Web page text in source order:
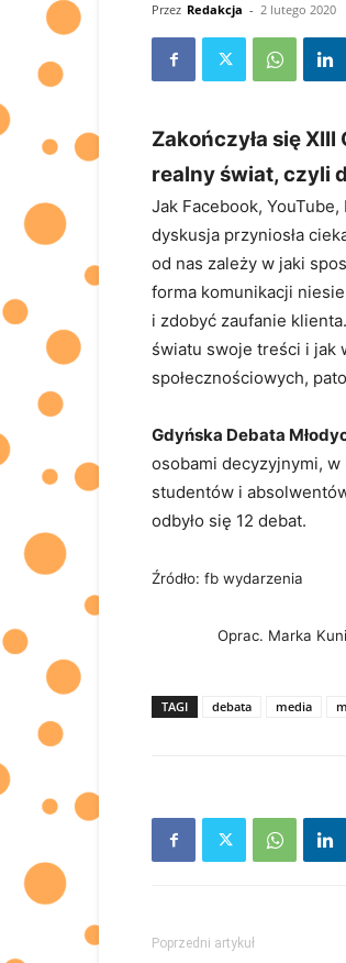
Przez Redakcja - 2 lutego 2020
Zakończyła się
realny świat, czyli
Jak Facebook,
dyskusja przyniosła
od nas zależy w jaki
forma komunikacji
i zdobyć zaufanie
światu swoje treści i jak
społecznościowych,
Gdyńska Debata
osobami decyzyjnymi,
studentów i
odbyło się 12 debat.
Źródło: fb wydarzenia
Oprac. Marka
TAGI debata media
Poprzedni artykuł